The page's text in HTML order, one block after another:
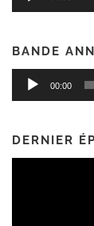
audio
BANDE
Lecteur
audio
00:00
DERNIER